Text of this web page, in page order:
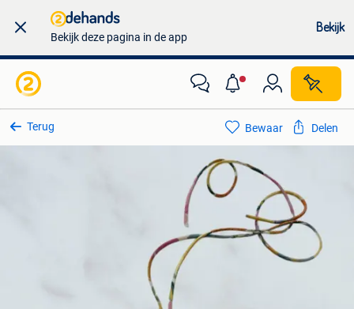
Bekijk deze pagina in de app
Bekijk
Terug Bewaar Delen